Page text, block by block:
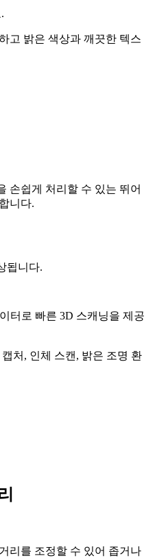
고 밝은 색상과 깨끗한 텍스
손쉽게 처리할 수 있는 뛰어
니다.
됩니다.
터로 빠른 3D 스캐닝을 제공
처, 인체 스캔, 밝은 조명 환
리를 조정할 수 있어 좁거나